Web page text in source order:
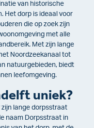
van historische
Het dorp is ideaal voor
die op zoek zijn
met alle
Met zijn lange
Noordzeekanaal tot
natuurgebieden, biedt
leefomgeving.
uniek?
lange dorpsstraat
naam Dorpsstraat in